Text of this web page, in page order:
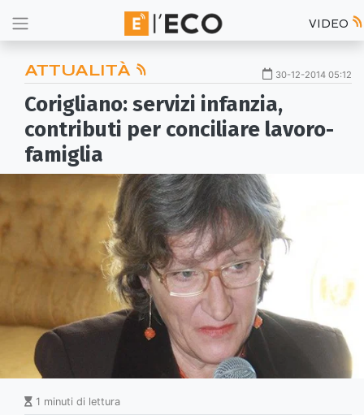
VIDEO
ATTUALITÀ 30-12-2014 05:12
Corigliano: servizi infanzia,
contributi per conciliare lavoro-
famiglia
1 minuti di lettura